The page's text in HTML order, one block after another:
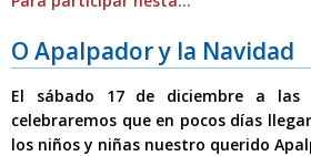
O Apalpador y la Navidad
El sábado 17 de diciembre a las
celebraremos que en pocos días
los niños y niñas nuestro querido